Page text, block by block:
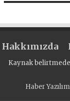
Hakkımızda
Kaynak
Haber